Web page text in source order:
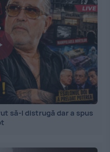
să-l distrugă dar a spus